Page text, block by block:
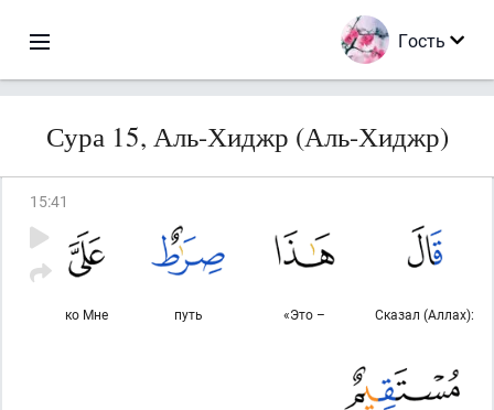
Гость
Сура 15, Аль-Хиджр (Аль-Хиджр)
15:41
Сказал (Аллах):
«Это –
путь
ко Мне